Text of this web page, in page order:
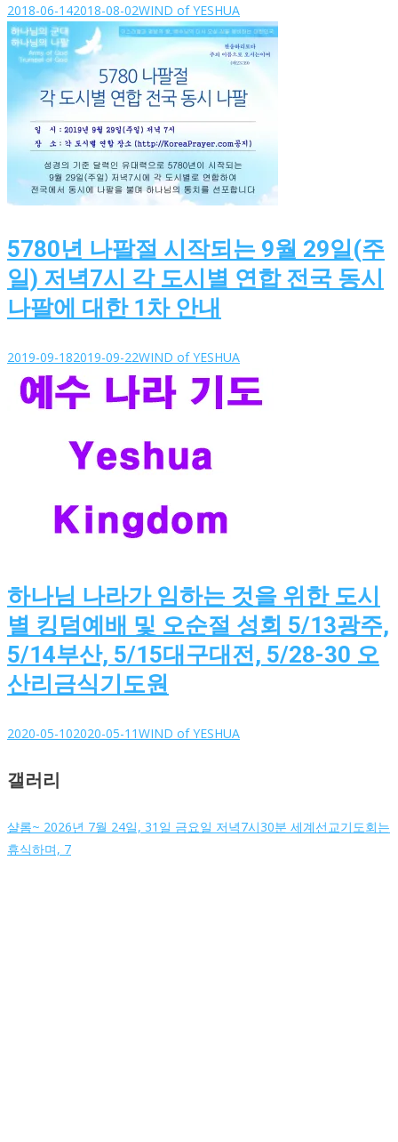
2018-06-142018-08-02WIND of YESHUA
5780년 나팔절 시작되는 9월 29일(주
일) 저녁7시 각 도시별 연합 전국 동시
나팔에 대한 1차 안내
2019-09-182019-09-22WIND of YESHUA
하나님 나라가 임하는 것을 위한 도시
별 킹덤예배 및 오순절 성회 5/13광주,
5/14부산, 5/15대구대전, 5/28-30 오
산리금식기도원
2020-05-102020-05-11WIND of YESHUA
갤러리
샬롬~ 2026년 7월 24일, 31일 금요일 저녁7시30분 세계선교기도회는
휴식하며, 7